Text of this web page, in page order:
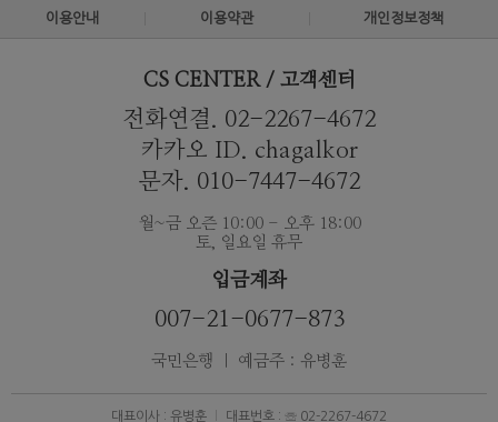
이용안내 이용약관 개인정보정책
CS CENTER / 고객센터
전화연결. 02-2267-4672
카카오 ID. chagalkor
문자. 010-7447-4672
월~금 오즌 10:00 - 오후 18:00
토, 일요일 휴무
입금계좌
007-21-0677-873
국민은행 ｜ 예금주 : 유병훈
대표이사 : 유병훈 대표번호 : ☏ 02-2267-4672